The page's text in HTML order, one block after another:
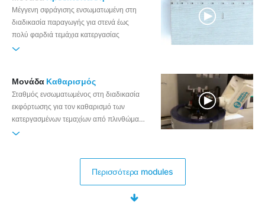
Μέγγενη σφράγισης ενσωματωμένη στη
διαδικασία παραγωγής για στενά έως
πολύ φαρδιά τεμάχια κατεργασίας
Μονάδα Καθαρισμός
Σταθμός ενσωματωμένος στη διαδικασία
εκφόρτωσης για τον καθαρισμό των
κατεργασμένων τεμαχίων από πλινθώματα
και ψυκτικά λιπαντικά